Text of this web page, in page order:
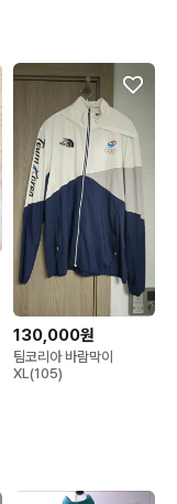
130,000원
팀코리아 바람막이
XL(105)